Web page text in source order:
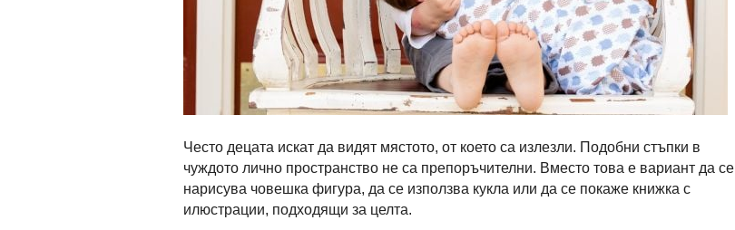
Често децата искат да видят мястото, от което са излезли. Подобни стъпки в
чуждото лично пространство не са препоръчителни. Вместо това е вариант да се
нарисува човешка фигура, да се използва кукла или да се покаже книжка с
илюстрации, подходящи за целта.